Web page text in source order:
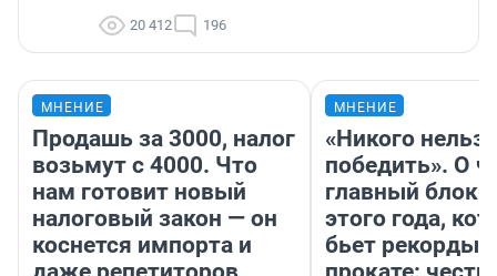
20 412 196
МНЕНИЕ
Продашь за 3000, налог
возьмут с 4000. Что
нам готовит новый
налоговый закон — он
коснется импорта и
МНЕНИЕ
«Никого нельзя
победить». О
главный
этого года,
бьет рекорды в